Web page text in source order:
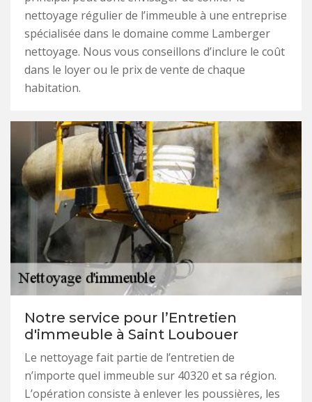
nettoyage régulier de l’immeuble à une entreprise
spécialisée dans le domaine comme Lamberger
nettoyage. Nous vous conseillons d’inclure le coût
dans le loyer ou le prix de vente de chaque
habitation.
Notre service pour l’Entretien
d'immeuble à Saint Loubouer
Le nettoyage fait partie de l’entretien de
n’importe quel immeuble sur 40320 et sa région.
L’opération consiste à enlever les poussières, les